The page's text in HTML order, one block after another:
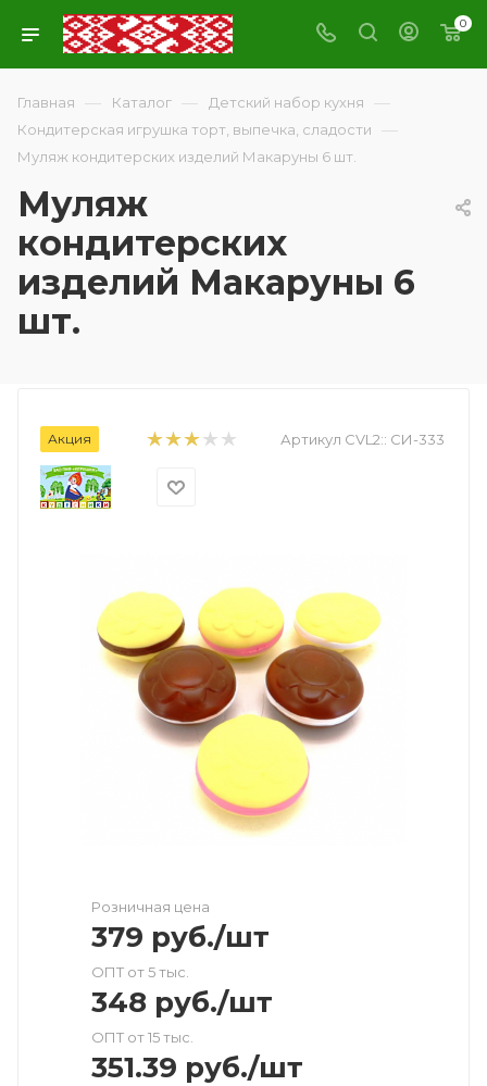
0
Главная — Каталог — Детский набор кухня —
Кондитерская игрушка торт, выпечка, сладости —
Муляж кондитерских изделий Макаруны 6 шт.
Муляж
кондитерских
изделий Макаруны 6
шт.
Акция Артикул CVL2:: СИ-333
Розничная цена
379 руб./шт
ОПТ от 5 тыс.
348 руб./шт
ОПТ от 15 тыс.
351.39 руб./шт